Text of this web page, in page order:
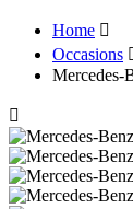
Home
Occasions
Mercedes-